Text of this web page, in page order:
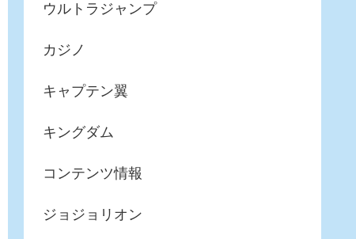
ウルトラジャンプ
カジノ
キャプテン翼
キングダム
コンテンツ情報
ジョジョリオン